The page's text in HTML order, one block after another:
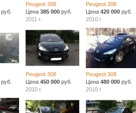
руб.
Peugeot 308
Цена 385 000руб.
2011 г.
Peugeot 308
Цена 420 000руб.
2010 г.
руб.
Peugeot 308
Цена 450 000руб.
2010 г.
Peugeot 308
Цена 480 000руб.
2010 г.